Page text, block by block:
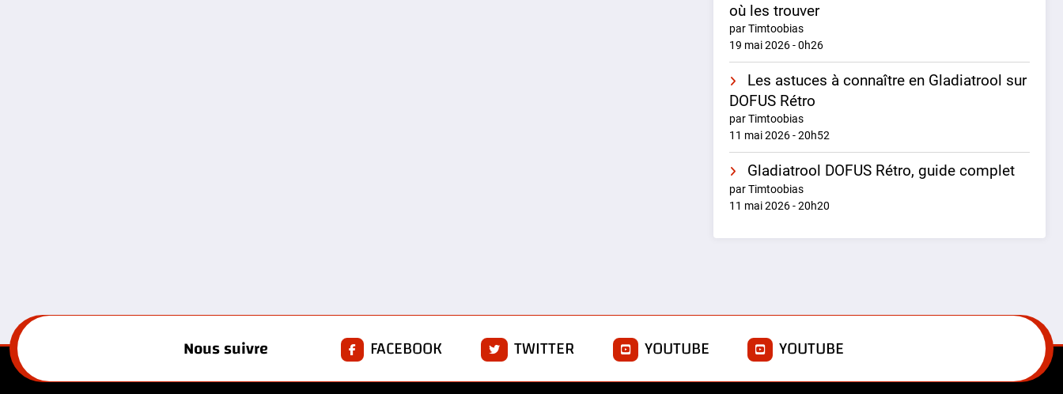
où les trouver
par Timtoobias
19 mai 2026 - 0h26
Les astuces à connaître en Gladiatrool sur
DOFUS Rétro
par Timtoobias
11 mai 2026 - 20h52
Gladiatrool DOFUS Rétro, guide complet
par Timtoobias
11 mai 2026 - 20h20
Nous suivre FACEBOOK TWITTER YOUTUBE YOUTUBE